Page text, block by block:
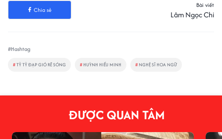
Chia sẻ
Bài viết
Lâm Ngọc Chi
#Hashtag
#TỶ TỶ ĐẠP GIÓ RẼ SÓNG # HUỲNH HIỂU MINH # NGHỆ SĨ HOA NGỮ
ĐƯỢC QUAN TÂM